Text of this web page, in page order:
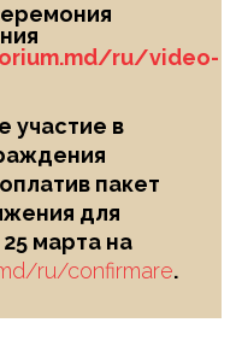
ru/video-
участие в
пакет
для
марта на
ru/confirmare.